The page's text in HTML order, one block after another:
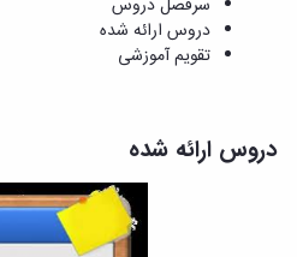
پژوهشی
معاونت
تحصیلات
منتخب
هیات
آئین
نامه
پایان
نامه
گروه
صنایع
گروه
پژوهش
های
مهندسی
مکانیک
مهندسی
دروس ارائه شده
تقویم آموزشی
دروس ارائه شده